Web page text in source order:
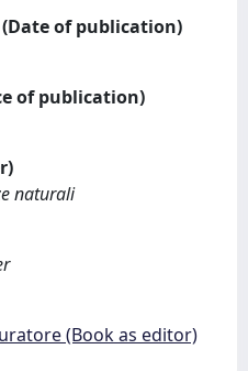
of publication)
of publication)
naturali
(Book as editor)